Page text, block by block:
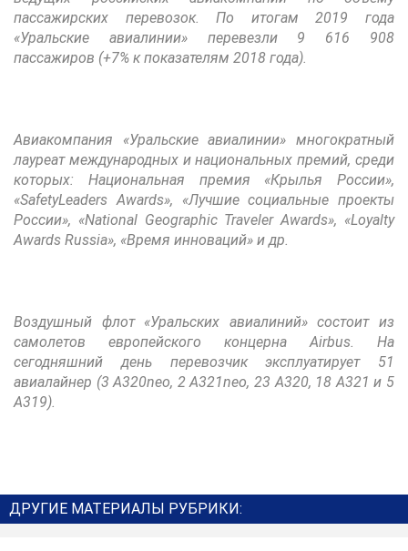
пассажирских перевозок. По итогам 2019 года
«Уральские авиалинии» перевезли 9 616 908
пассажиров (+7% к показателям 2018 года).
Авиакомпания «Уральские авиалинии» многократный
лауреат международных и национальных премий, среди
которых: Национальная премия «Крылья России»,
«SafetyLeaders Awards», «Лучшие социальные проекты
России», «National Geographic Traveler Awards», «Loyalty
Аwards Russia», «Время инноваций» и др.
Воздушный флот «Уральских авиалиний» состоит из
самолетов европейского концерна Airbus. На
сегодняшний день перевозчик эксплуатирует 51
авиалайнер (3 А320neo, 2 A321neo, 23 А320, 18 А321 и 5
А319).
ДРУГИЕ МАТЕРИАЛЫ РУБРИКИ: